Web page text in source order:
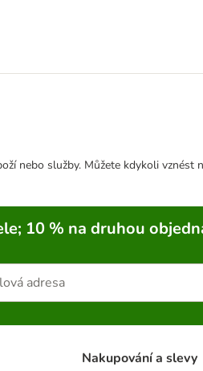
nebo služby. Můžete kdykoli
10 % na druhou
Nakupování a slevy